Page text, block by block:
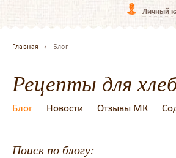
Личный
Главная Блог
Рецепты для
Блог Новости Отзывы МК
Поиск по блогу: